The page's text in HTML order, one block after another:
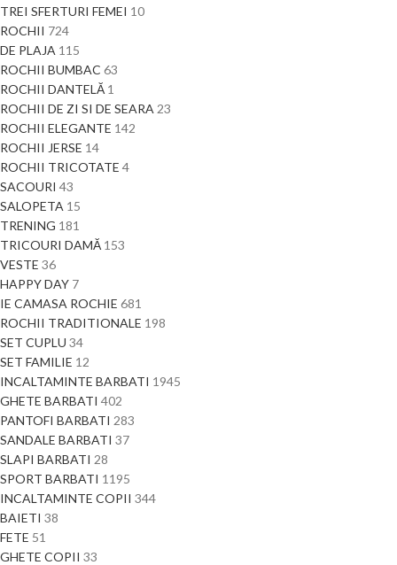
TREI SFERTURI FEMEI 10
ROCHII 724
DE PLAJA 115
ROCHII BUMBAC 63
ROCHII DANTELĂ 1
ROCHII DE ZI SI DE SEARA 23
ROCHII ELEGANTE 142
ROCHII JERSE 14
ROCHII TRICOTATE 4
SACOURI 43
SALOPETA 15
TRENING 181
TRICOURI DAMĂ 153
VESTE 36
HAPPY DAY 7
IE CAMASA ROCHIE 681
ROCHII TRADITIONALE 198
SET CUPLU 34
SET FAMILIE 12
INCALTAMINTE BARBATI 1945
GHETE BARBATI 402
PANTOFI BARBATI 283
SANDALE BARBATI 37
SLAPI BARBATI 28
SPORT BARBATI 1195
INCALTAMINTE COPII 344
BAIETI 38
FETE 51
GHETE COPII 33